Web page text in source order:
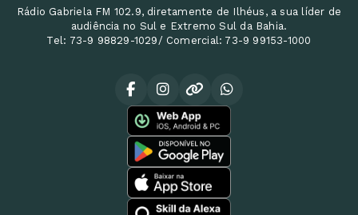
Rádio Gabriela FM 102.9, diretamente de Ilhéus, a sua líder de
audiência no Sul e Extremo Sul da Bahia.
Tel: 73-9 98829-1029/ Comercial: 73-9 99153-1000